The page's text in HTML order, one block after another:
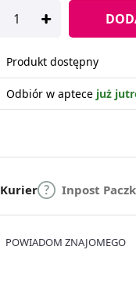
Produkt dostępny
Odbiór w aptece już
Kurier Inpost
POWIADOM ZNAJOMEGO